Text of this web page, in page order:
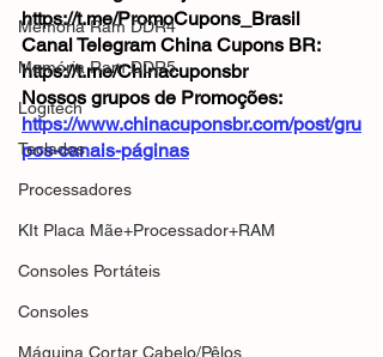
Memória Ram DDR4
Memória Ram DDR5
Logitech
Teclados
Processadores
KIt Placa Mãe+Processador+RAM
Consoles Portáteis
Consoles
Máquina Cortar Cabelo/Pêlos
https://t.me/PromoCupons_Brasil
Canal Telegram China Cupons BR:
https://t.me/Chinacuponsbr
Nossos grupos de Promoções:
https://www.chinacuponsbr.com/post/gru
pos-canais-páginas